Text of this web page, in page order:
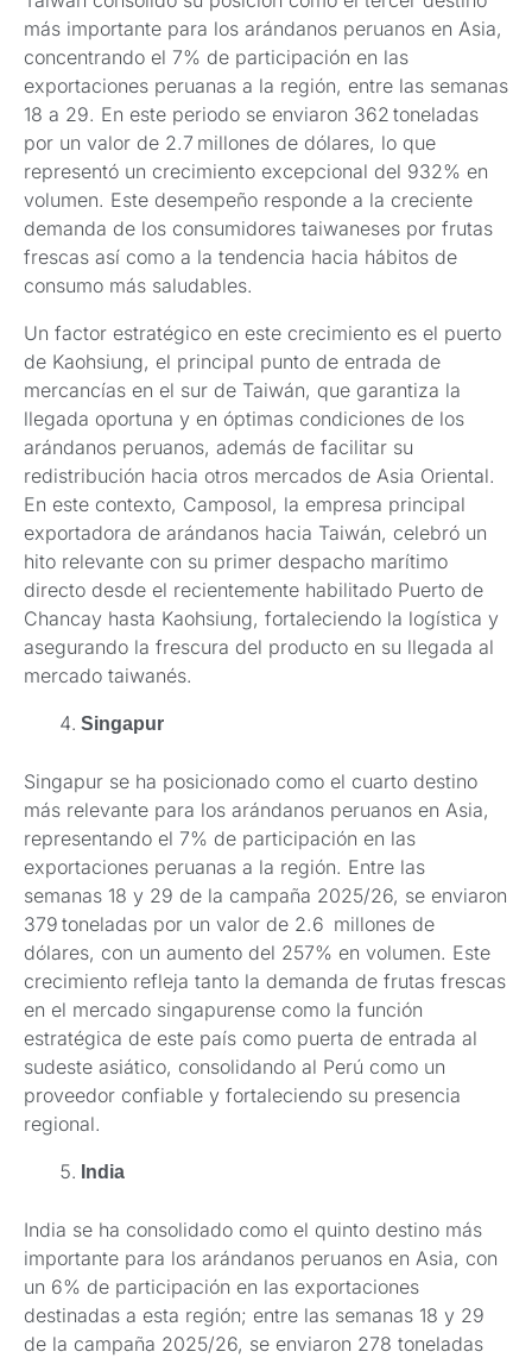
más importante para los arándanos peruanos en Asia,
concentrando el 7% de participación en las
exportaciones peruanas a la región, entre las semanas
18 a 29. En este periodo se enviaron 362 toneladas
por un valor de 2.7 millones de dólares, lo que
representó un crecimiento excepcional del 932% en
volumen. Este desempeño responde a la creciente
demanda de los consumidores taiwaneses por frutas
frescas así como a la tendencia hacia hábitos de
consumo más saludables.
Un factor estratégico en este crecimiento es el puerto
de Kaohsiung, el principal punto de entrada de
mercancías en el sur de Taiwán, que garantiza la
llegada oportuna y en óptimas condiciones de los
arándanos peruanos, además de facilitar su
redistribución hacia otros mercados de Asia Oriental.
En este contexto, Camposol, la empresa principal
exportadora de arándanos hacia Taiwán, celebró un
hito relevante con su primer despacho marítimo
directo desde el recientemente habilitado Puerto de
Chancay hasta Kaohsiung, fortaleciendo la logística y
asegurando la frescura del producto en su llegada al
mercado taiwanés.
Singapur
Singapur se ha posicionado como el cuarto destino
más relevante para los arándanos peruanos en Asia,
representando el 7% de participación en las
exportaciones peruanas a la región. Entre las
semanas 18 y 29 de la campaña 2025/26, se enviaron
379 toneladas por un valor de 2.6 millones de
dólares, con un aumento del 257% en volumen. Este
crecimiento refleja tanto la demanda de frutas frescas
en el mercado singapurense como la función
estratégica de este país como puerta de entrada al
sudeste asiático, consolidando al Perú como un
proveedor confiable y fortaleciendo su presencia
regional.
India
India se ha consolidado como el quinto destino más
importante para los arándanos peruanos en Asia, con
un 6% de participación en las exportaciones
destinadas a esta región; entre las semanas 18 y 29
de la campaña 2025/26, se enviaron 278 toneladas